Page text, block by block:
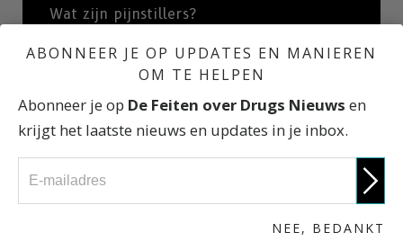
Wat zijn pijnstillers?
Begrijpen waarom pijnstillers zo
verslavend werken
OxyContin (de “Hillbilly Heroïne”)
ABONNEER JE OP UPDATES EN MANIEREN
OM TE HELPEN
Abonneer je op De Feiten over Drugs Nieuws en
krijgt het laatste nieuws en updates in je inbox.
NEE, BEDANKT